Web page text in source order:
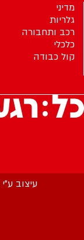
מדיני
גלריות
רכב ותחבורה
כלכלי
קול כבודה
עיצוב ע”י